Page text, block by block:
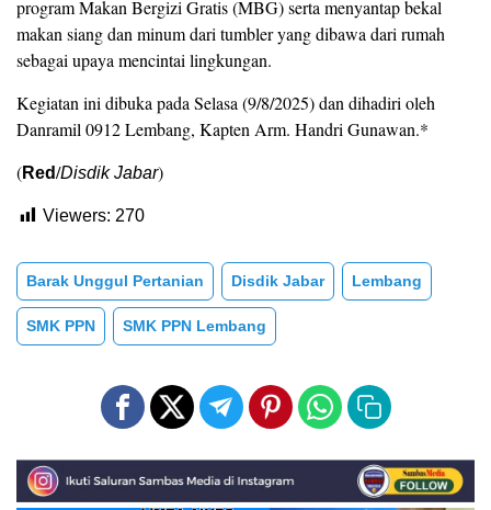
program Makan Bergizi Gratis (MBG) serta menyantap bekal
makan siang dan minum dari tumbler yang dibawa dari rumah
sebagai upaya mencintai lingkungan.
Kegiatan ini dibuka pada Selasa (9/8/2025) dan dihadiri oleh
Danramil 0912 Lembang, Kapten Arm. Handri Gunawan.*
(Red/Disdik Jabar)
Viewers: 270
Barak Unggul Pertanian Disdik Jabar Lembang
SMK PPN SMK PPN Lembang